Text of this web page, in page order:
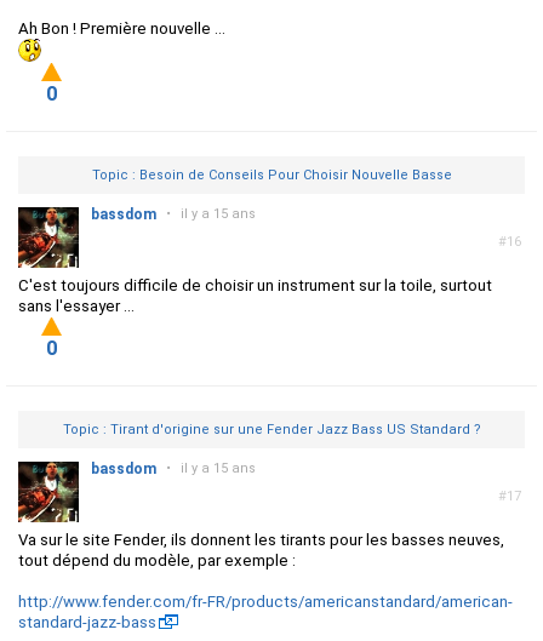
Ah Bon ! Première nouvelle ...
0
Topic : Besoin de Conseils Pour Choisir Nouvelle Basse
#16
bassdom • il y a 15 ans
C'est toujours difficile de choisir un instrument sur la toile, surtout
sans l'essayer ...
0
Topic : Tirant d'origine sur une Fender Jazz Bass US Standard ?
#17
bassdom • il y a 15 ans
Va sur le site Fender, ils donnent les tirants pour les basses neuves,
tout dépend du modèle, par exemple :
http://www.fender.com/fr-FR/products/americanstandard/american-
standard-jazz-bass